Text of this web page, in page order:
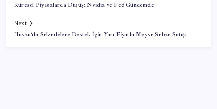
Küresel Piyasalarda Düşüş: Nvidia ve Fed Gündemde
Next
Havza’da Selzedelere Destek İçin Yarı Fiyatla Meyve Sebze Satışı